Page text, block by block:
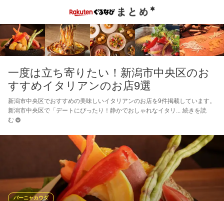
一度は立ち寄りたい！新潟市中央区のお
すすめイタリアンのお店9選
新潟市中央区でおすすめの美味しいイタリアンのお店を9件掲載しています。
新潟市中央区で「デートにぴったり！静かでおしゃれなイタリ
続きを読
む
バーニャカウダ